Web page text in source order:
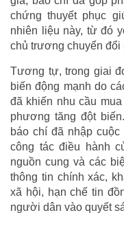
chứng thuyết phục
nhiên liệu này, từ đó
chủ trương chuyển
Tương tự, trong giai
biến động mạnh do
đã khiến nhu cầu
phương tăng đột
báo chí đã nhập
công tác điều hành
nguồn cung và các
thông tin chính xác,
xã hội, hạn chế tin
người dân vào quyết